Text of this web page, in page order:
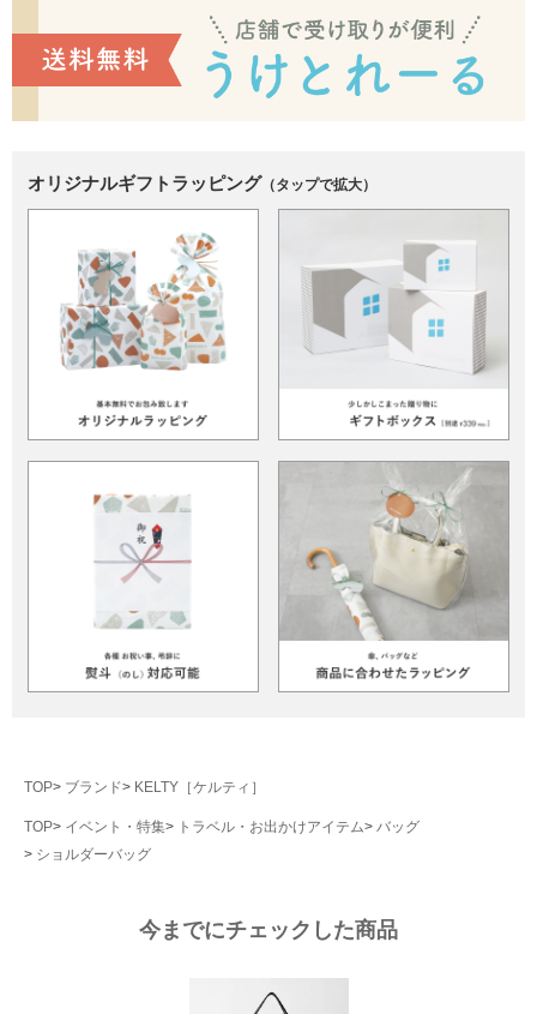
オリジナルギフトラッピング （タップで拡大）
TOP ブランド KELTY［ケルティ］
TOP イベント・特集 トラベル・お出かけアイテム
バッグ
ショルダーバッグ
今までにチェックした商品